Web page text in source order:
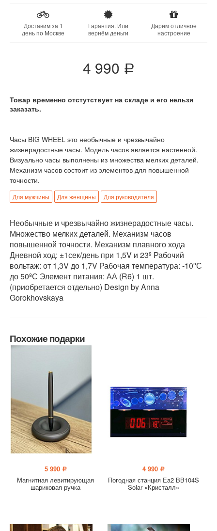
Доставим за 1
день по Москве
Гарантия. Или
вернём деньги
Дарим отличное
настроение
4 990 a
Товар временно отстутствует на складе и его нельзя
заказать.
Часы BIG WHEEL это необычные и чрезвычайно
жизнерадостные часы. Модель часов является настенной.
Визуально часы выполнены из множества мелких деталей.
Механизм часов состоит из элементов для повышенной
точности.
Для мужчины Для женщины Для руководителя
Необычные и чрезвычайно жизнерадостные часы.
Множество мелких деталей. Механизм часов
повышенной точности. Механизм плавного хода
Дневной ход: ±1сек/день при 1,5V и 23º Рабочий
вольтаж: от 1,3V до 1,7V Рабочая температура: -10ºС
до 50ºС Элемент питания: АА (R6) 1 шт.
(приобретается отдельно) Design by Anna
Gorokhovskaya
Похожие подарки
5 990 a
Магнитная левитирующая
шариковая ручка
4 990 a
Погодная станция Ea2 BB104S
Solar «Кристалл»